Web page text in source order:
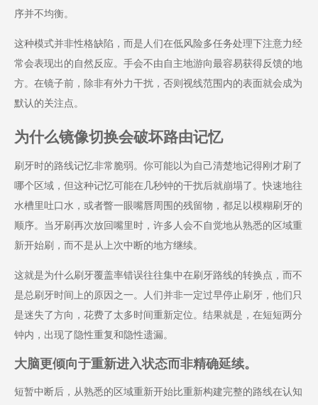
序并不均衡。
这种模式并非性格缺陷，而是人们在低风险多任务处理下注意力经
常会表现出的自然反应。手会不由自主地游向最容易获得反馈的地
方。在镜子前，除非有外力干扰，否则视线范围内的表面就会成为
默认的关注点。
为什么镜像切换会破坏路由记忆
刷牙时的路线记忆非常脆弱。你可能以为自己清楚地记得刚才刷了
哪个区域，但这种记忆可能在几秒钟的干扰后就崩塌了。快速地往
水槽里吐口水，或者瞥一眼嘴唇周围的残留物，都足以模糊刷牙的
顺序。当牙刷再次放回嘴里时，许多人会不自觉地从熟悉的区域重
新开始刷，而不是从上次中断的地方继续。
这就是为什么刷牙覆盖率错误往往集中在刷牙路线的转换点，而不
是总刷牙时间上的原因之一。人们并非一定过早停止刷牙，他们只
是迷失了方向，花费了太多时间重新定位。结果就是，在短短两分
钟内，出现了隐性重复和隐性遗漏。
大脑更倾向于重新进入状态而非精确延续。
短暂中断后，从熟悉的区域重新开始比重新构建完整的路线在认知